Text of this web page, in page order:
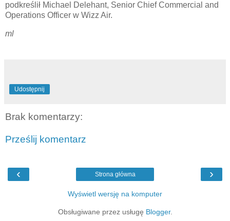
podkreślił Michael Delehant, Senior Chief Commercial and
Operations Officer w Wizz Air.
ml
Udostępnij
Brak komentarzy:
Prześlij komentarz
‹ ›
Strona główna
Wyświetl wersję na komputer
Obsługiwane przez usługę Blogger.